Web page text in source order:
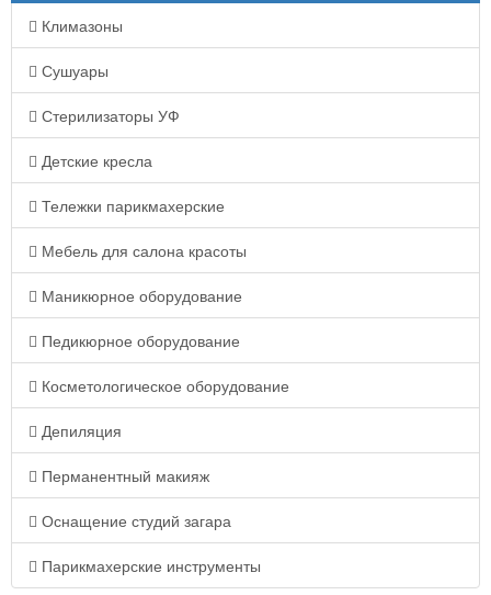
Климазоны
Сушуары
Стерилизаторы УФ
Детские кресла
Тележки парикмахерские
Мебель для салона красоты
Маникюрное оборудование
Педикюрное оборудование
Косметологическое оборудование
Депиляция
Перманентный макияж
Оснащение студий загара
Парикмахерские инструменты